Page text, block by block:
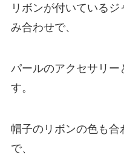
リボンが付いている
み合わせで、
パールのアクセサリ
す。
帽子のリボンの色も合
で、